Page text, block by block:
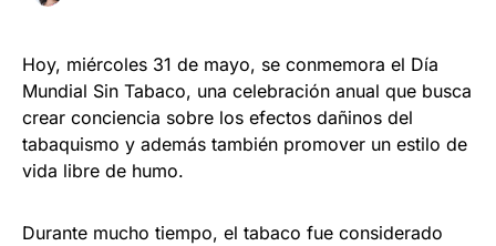
Hoy, miércoles 31 de mayo, se conmemora el Día
Mundial Sin Tabaco, una celebración anual que busca
crear conciencia sobre los efectos dañinos del
tabaquismo y además también promover un estilo de
vida libre de humo.
Durante mucho tiempo, el tabaco fue considerado